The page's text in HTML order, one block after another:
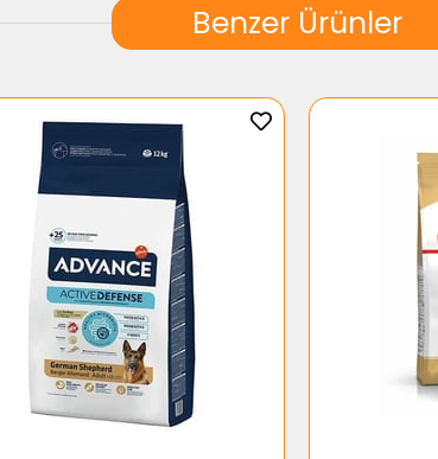
Kuru Mama
1,1-3 Kg
Tahıllı
Benzer Ürünler